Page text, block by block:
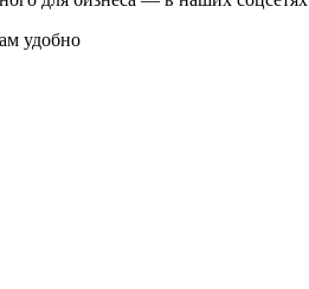
удобно